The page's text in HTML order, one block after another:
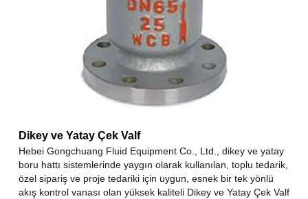
Dikey ve Yatay Çek Valf
Hebei Gongchuang Fluid Equipment Co., Ltd., dikey ve yatay
boru hattı sistemlerinde yaygın olarak kullanılan, toplu tedarik,
özel sipariş ve proje tedariki için uygun, esnek bir tek yönlü
akış kontrol vanası olan yüksek kaliteli Dikey ve Yatay Çek Valf